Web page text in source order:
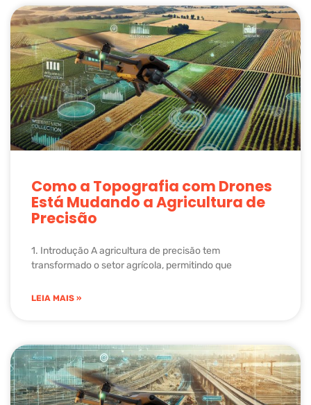
Como a Topografia com Drones
Está Mudando a Agricultura de
Precisão
1. Introdução A agricultura de precisão tem
transformado o setor agrícola, permitindo que
LEIA MAIS »